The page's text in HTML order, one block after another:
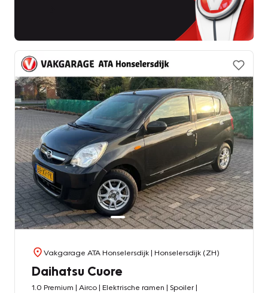
Vakgarage ATA Honselersdijk| Honselersdijk (ZH)
Daihatsu Cuore
1.0 Premium | Airco | Elektrische ramen | Spoiler |